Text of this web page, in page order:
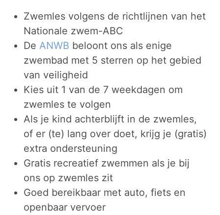
Zwemles volgens de richtlijnen van het
Nationale zwem-ABC
De ANWB beloont ons als enige
zwembad met 5 sterren op het gebied
van veiligheid
Kies uit 1 van de 7 weekdagen om
zwemles te volgen
Als je kind achterblijft in de zwemles,
of er (te) lang over doet, krijg je (gratis)
extra ondersteuning
Gratis recreatief zwemmen als je bij
ons op zwemles zit
Goed bereikbaar met auto, fiets en
openbaar vervoer